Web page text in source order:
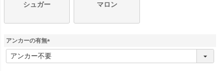
シュガー
マロン
アンカーの有無
(
必